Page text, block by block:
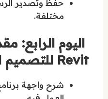
حفظ وتصدير
مختلفة.
اليوم الرابع:
Revit للتصميم الثلاثي الأبعاد